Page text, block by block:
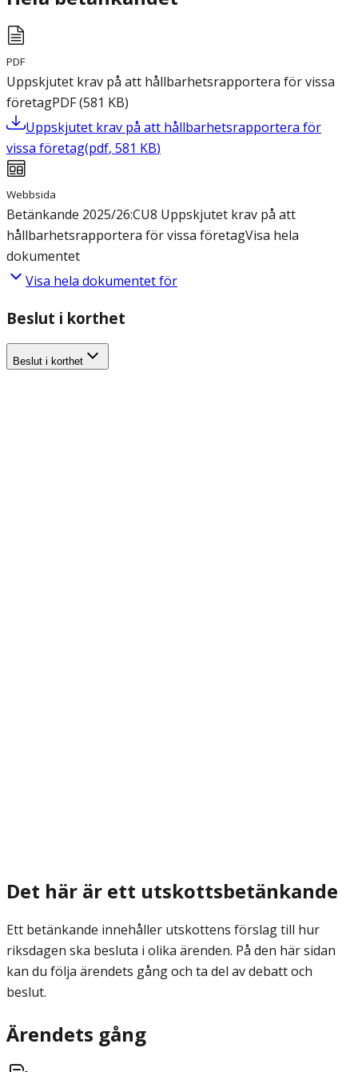
PDF
Uppskjutet krav på att hållbarhetsrapportera för vissa
företagPDF(581 KB)
Uppskjutet krav på att hållbarhetsrapportera för
vissa företag(pdf, 581 KB)
Webbsida
Betänkande 2025/26:CU8 Uppskjutet krav på att
hållbarhetsrapportera för vissa företagVisa hela
dokumentet
Visa hela dokumentet för
Beslut i korthet
Beslut i korthet
Det här är ett utskottsbetänkande
Ett betänkande innehåller utskottens förslag till hur
riksdagen ska besluta i olika ärenden. På den här sidan
kan du följa ärendets gång och ta del av debatt och
beslut.
Ärendets gång